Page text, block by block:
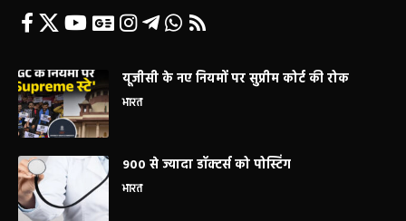
यूजीसी के नए नियमों पर सुप्रीम कोर्ट की रोक
भारत
900 से ज्यादा डॉक्टर्स को पोस्टिंग
भारत